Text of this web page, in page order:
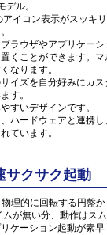
ル。
イコン表示がスッキ
ラウザやアプリケー
くことができます。
なります。
イズを自分好みにカ
す。
すいデザインです。
ハードウェアと連携
ています。
サクサク起動
理的に回転する円盤
が無い分、動作はス
ケーション起動が素